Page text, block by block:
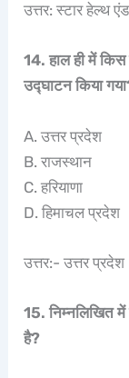
उत्तर: स्टार हेल्थ
14. हाल ही में किस
उद्घाटन किया
A. उत्तर प्रदेश
B. राजस्थान
C. हरियाणा
D. हिमाचल प्रदेश
उत्तर:- उत्तर प्रदेश
15. निम्नलिखित में
है?